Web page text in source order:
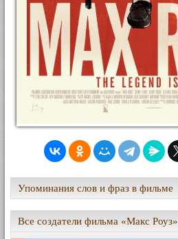
Упоминания слов и фраз в фильме
Все создатели фильма «Макс Роуз»